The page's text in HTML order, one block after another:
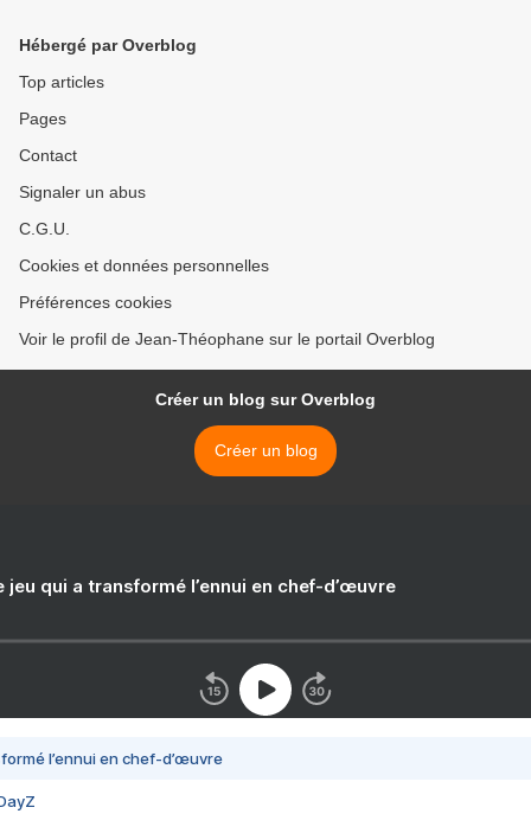
Hébergé par Overblog
Top articles
Pages
Contact
Signaler un abus
C.G.U.
Cookies et données personnelles
Préférences cookies
Voir le profil de Jean-Théophane sur le portail Overblog
Créer un blog sur Overblog
Créer un blog
jeu qui a transformé l’ennui en chef-d’œuvre
l’ennui en chef-d’œuvre